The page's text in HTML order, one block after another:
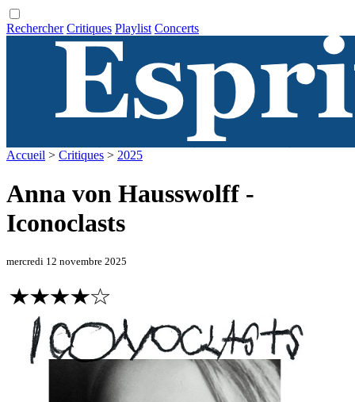
Rechercher Critiques Playlist Concerts
Accueil > Critiques > 2025
Anna von Hausswolff -
Iconoclasts
mercredi 12 novembre 2025